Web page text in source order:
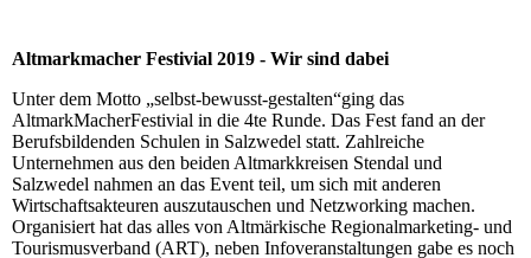
Altmarkmacher Festivial 2019 - Wir sind dabei
Unter dem Motto „selbst-bewusst-gestalten“ging das
AltmarkMacherFestivial in die 4te Runde. Das Fest fand an der
Berufsbildenden Schulen in Salzwedel statt. Zahlreiche
Unternehmen aus den beiden Altmarkkreisen Stendal und
Salzwedel nahmen an das Event teil, um sich mit anderen
Wirtschaftsakteuren auszutauschen und Netzworking machen.
Organisiert hat das alles von Altmärkische Regionalmarketing- und
Tourismusverband (ART), neben Infoveranstaltungen gabe es noch